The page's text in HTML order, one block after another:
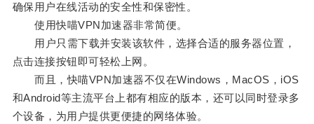
确保用户在线活动的安全性和保密性。
使用快喵VPN加速器非常简便。
用户只需下载并安装该软件，选择合适的服务器位置，
点击连接按钮即可轻松上网。
而且，快喵VPN加速器不仅在Windows，MacOS，iOS
和Android等主流平台上都有相应的版本，还可以同时登录多
个设备，为用户提供更便捷的网络体验。